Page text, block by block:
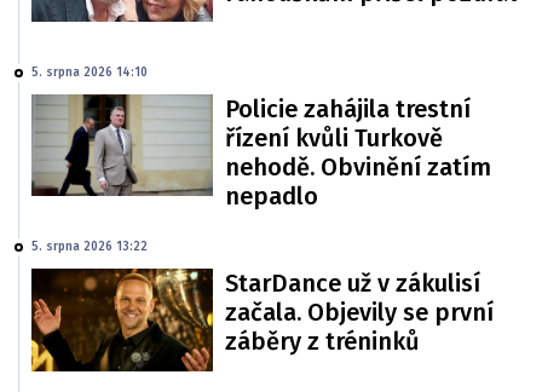
5. srpna 2026 14:10
Policie zahájila trestní
řízení kvůli Turkově
nehodě. Obvinění zatím
nepadlo
5. srpna 2026 13:22
StarDance už v zákulisí
začala. Objevily se první
záběry z tréninků